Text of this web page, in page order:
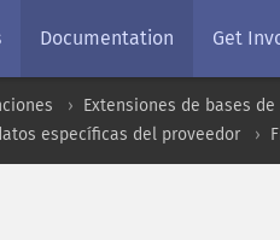
Documentation Get
Extensiones de bases de
específicas del proveedor